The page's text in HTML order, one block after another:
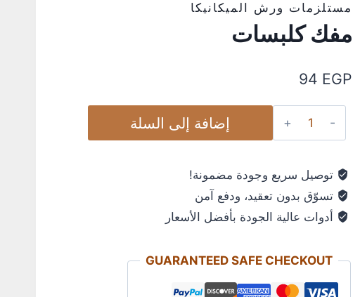
مستلزمات ورش الميكانيكا
مفك كلبسات
94EGP
إضافة إلى السلة
توصيل سريع وجودة مضمونة!
تسوّق بدون تعقيد، ودفع آمن
أدوات عالية الجودة بأفضل الأسعار
GUARANTEED SAFE CHECKOUT